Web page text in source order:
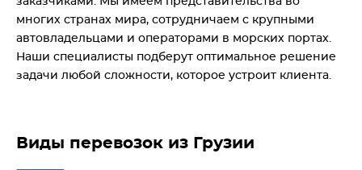
многих странах мира, сотрудничаем с крупными
автовладельцами и операторами в морских портах.
Наши специалисты подберут оптимальное решение
задачи любой сложности, которое устроит клиента.
Виды перевозок из Грузии